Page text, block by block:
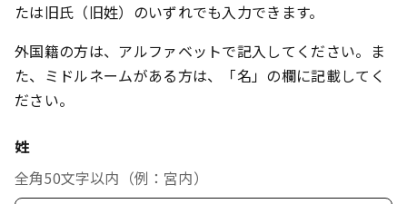
たは旧氏（旧姓）のいずれでも入力できます。
外国籍の方は、アルファベットで記入してください。ま
た、ミドルネームがある方は、「名」の欄に記載してく
ださい。
姓
全角50文字以内（例：宮内）